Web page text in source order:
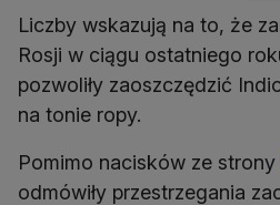
Liczby wskazują na to, że
Rosji w ciągu ostatniego
pozwoliły zaoszczędzić
na tonie ropy.
Pomimo nacisków ze strony
odmówiły przestrzegania